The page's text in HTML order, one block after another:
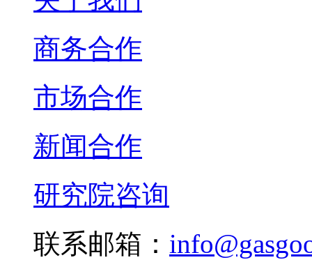
商务合作
市场合作
新闻合作
研究院咨询
联系邮箱：